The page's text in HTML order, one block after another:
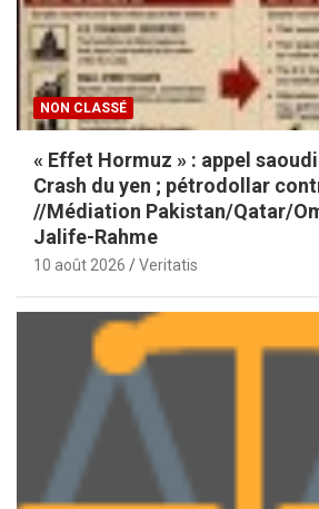
NON CLASSÉ
« Effet Hormuz » : appel
Crash du yen ; pétrodollar
//Médiation Pakistan/Qatar/
Jalife-Rahme
10 août 2026 Veritatis